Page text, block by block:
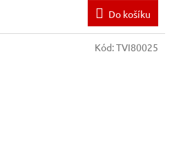
Do košíku
Kód:TVI80025